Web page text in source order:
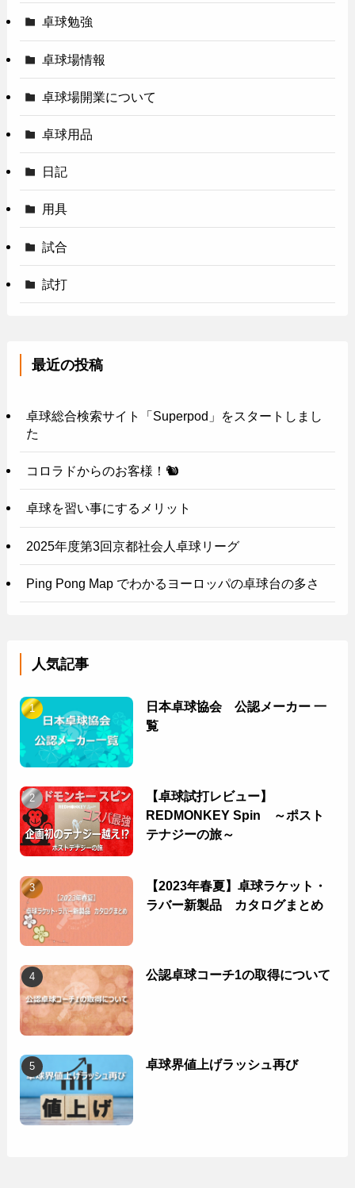
卓球勉強
卓球場情報
卓球場開業について
卓球用品
日記
用具
試合
試打
最近の投稿
卓球総合検索サイト「Superpod」をスタートしまし
た
コロラドからのお客様！🐿️
卓球を習い事にするメリット
2025年度第3回京都社会人卓球リーグ
Ping Pong Map でわかるヨーロッパの卓球台の多さ
人気記事
日本卓球協会 公認メーカー 一
覧
【卓球試打レビュー】
REDMONKEY Spin ～ポスト
テナジーの旅～
【2023年春夏】卓球ラケット・
ラバー新製品 カタログまとめ
公認卓球コーチ1の取得について
卓球界値上げラッシュ再び